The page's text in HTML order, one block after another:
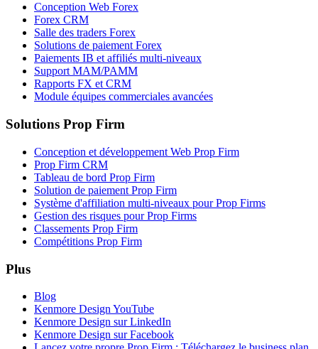
Conception Web Forex
Forex CRM
Salle des traders Forex
Solutions de paiement Forex
Paiements IB et affiliés multi-niveaux
Support MAM/PAMM
Rapports FX et CRM
Module équipes commerciales avancées
Solutions Prop Firm
Conception et développement Web Prop Firm
Prop Firm CRM
Tableau de bord Prop Firm
Solution de paiement Prop Firm
Système d'affiliation multi-niveaux pour Prop Firms
Gestion des risques pour Prop Firms
Classements Prop Firm
Compétitions Prop Firm
Plus
Blog
Kenmore Design YouTube
Kenmore Design sur LinkedIn
Kenmore Design sur Facebook